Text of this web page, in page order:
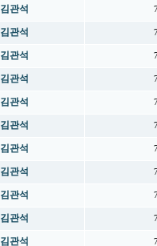
김관석
김관석
김관석
김관석
김관석
김관석
김관석
김관석
김관석
김관석
김관석